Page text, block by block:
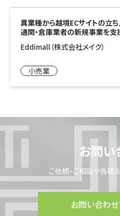
異業種から越境ECサイトの立
通関・倉庫業者の新規事業を支
Eddimall（株式会社メイク）
小売業
お問い
ご依頼・ご相談や各種
お問い合わせ